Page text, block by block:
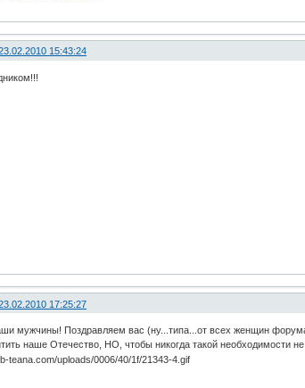
15:43:24
17:25:27
мужчины! Поздравляем вас (ну...типа...от всех женщин
наше Отечество, НО, чтобы никогда такой